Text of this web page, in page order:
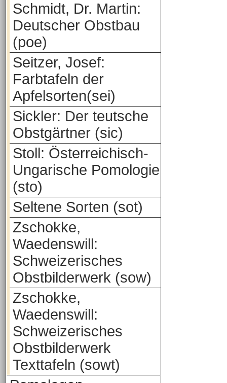
Schmidt, Dr. Martin:
Deutscher Obstbau
(poe)
Seitzer, Josef:
Farbtafeln der
Apfelsorten(sei)
Sickler: Der teutsche
Obstgärtner (sic)
Stoll: Österreichisch-
Ungarische Pomologie
(sto)
Seltene Sorten (sot)
Zschokke,
Waedenswill:
Schweizerisches
Obstbilderwerk (sow)
Zschokke,
Waedenswill:
Schweizerisches
Obstbilderwerk
Texttafeln (sowt)